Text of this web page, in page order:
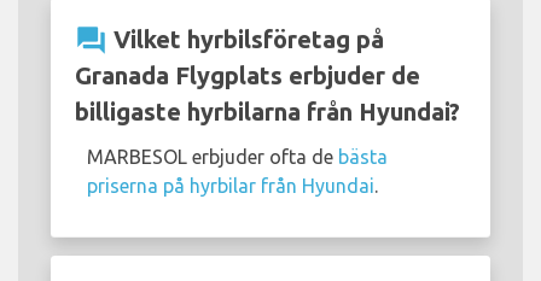
question_answer Vilket hyrbilsföretag på
Granada Flygplats erbjuder de
billigaste hyrbilarna från Hyundai?
MARBESOL erbjuder ofta de bästa
priserna på hyrbilar från Hyundai